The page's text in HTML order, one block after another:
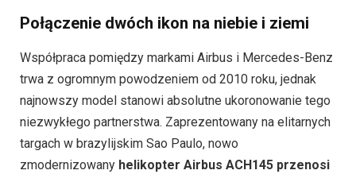
Połączenie dwóch ikon na niebie i ziemi
Współpraca pomiędzy markami Airbus i Mercedes-Benz
trwa z ogromnym powodzeniem od 2010 roku, jednak
najnowszy model stanowi absolutne ukoronowanie tego
niezwykłego partnerstwa. Zaprezentowany na elitarnych
targach w brazylijskim Sao Paulo, nowo
zmodernizowany helikopter Airbus ACH145 przenosi